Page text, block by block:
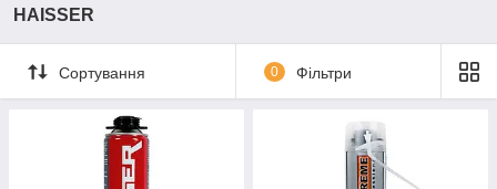
HAISSER
Сортування 0 Фільтри